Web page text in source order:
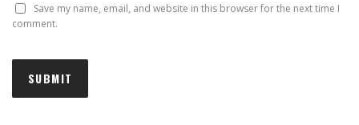
Save my name, email, and website in this browser for the next time I
comment.